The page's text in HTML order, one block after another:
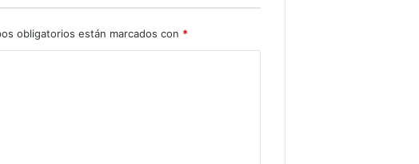
obligatorios están marcados con *